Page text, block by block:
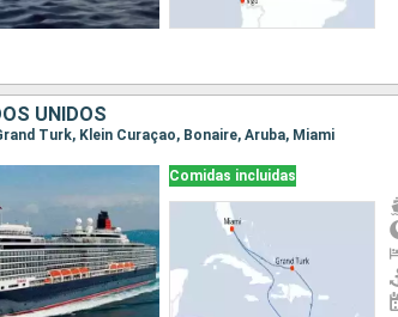
UNIDOS
Turk, Klein Curaçao, Bonaire, Aruba, Miami
Comidas incluidas